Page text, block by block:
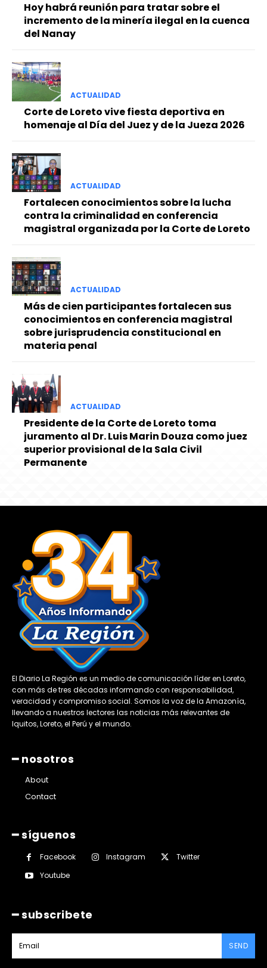
━ Planes
Hoy habrá reunión para tratar sobre el
incremento de la minería ilegal en la cuenca
del Nanay
ACTUALIDAD
Corte de Loreto vive fiesta deportiva en
homenaje al Día del Juez y de la Jueza 2026
ACTUALIDAD
Fortalecen conocimientos sobre la lucha
contra la criminalidad en conferencia
magistral organizada por la Corte de Loreto
ACTUALIDAD
Más de cien participantes fortalecen sus
conocimientos en conferencia magistral
sobre jurisprudencia constitucional en
materia penal
ACTUALIDAD
Presidente de la Corte de Loreto toma
juramento al Dr. Luis Marin Douza como juez
superior provisional de la Sala Civil
Permanente
El Diario La Región es un medio de comunicación líder en Loreto,
con más de tres décadas informando con responsabilidad,
veracidad y compromiso social. Somos la voz de la Amazonía,
llevando a nuestros lectores las noticias más relevantes de
Iquitos, Loreto, el Perú y el mundo.
━ nosotros
About
Contact
━ síguenos
Facebook Instagram
Twitter
Youtube
━ subscribete
SEND